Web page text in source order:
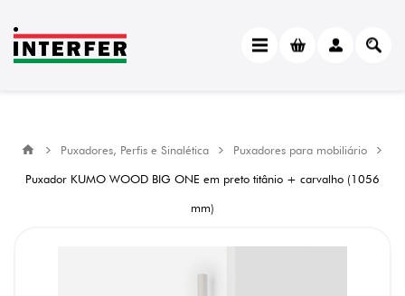
Puxadores, Perfis e Sinalética
Puxadores para mobiliário
Puxador KUMO WOOD BIG ONE em preto titânio + carvalho (1056
mm)